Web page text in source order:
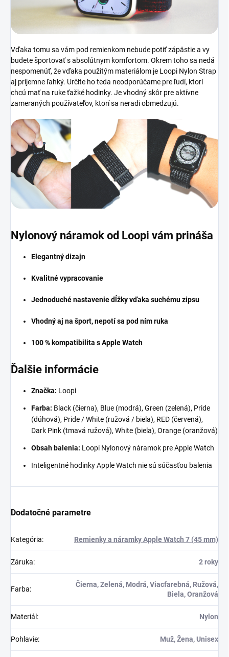
Vďaka tomu sa vám pod remienkom nebude potiť zápästie a vy
budete športovať s absolútnym komfortom. Okrem toho sa nedá
nespomenúť, že vďaka použitým materiálom je Loopi Nylon Strap
aj príjemne ľahký. Určite ho teda neodporúčame pre ľudí, ktorí
chcú mať na ruke ťažké hodinky. Je vhodný skôr pre aktívne
zameraných používateľov, ktorí sa neradi obmedzujú.
Nylonový náramok od Loopi vám prináša
Elegantný dizajn
Kvalitné vypracovanie
Jednoduché nastavenie dĺžky vďaka suchému zipsu
Vhodný aj na šport, nepotí sa pod ním ruka
100 % kompatibilita s Apple Watch
Ďalšie informácie
Značka: Loopi
Farba: Black (čierna), Blue (modrá), Green (zelená), Pride
(dúhová), Pride / White (ružová / biela), RED (červená),
Dark Pink (tmavá ružová), White (biela), Orange (oranžová)
Obsah balenia: Loopi Nylonový náramok pre Apple Watch
Inteligentné hodinky Apple Watch nie sú súčasťou balenia
Dodatočné parametre
Kategória: Remienky a náramky Apple Watch 7 (45 mm)
Záruka: 2 roky
Farba:
Čierna, Zelená, Modrá, Viacfarebná, Ružová,
Biela, Oranžová
Materiál : Nylon
Pohlavie: Muž, Žena, Unisex